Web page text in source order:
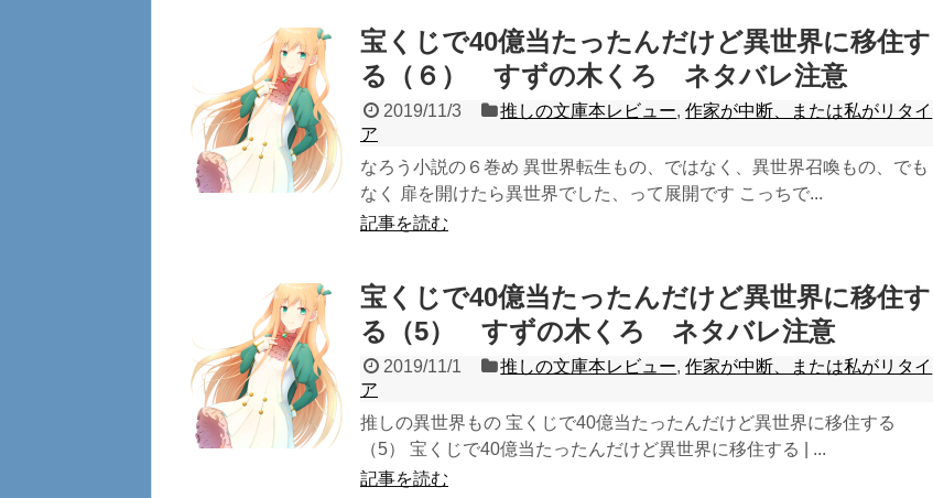
宝くじで40億当たったんだけど異世界に移住す
る（６） すずの木くろ ネタバレ注意
2019/11/3 推しの文庫本レビュー,作家が中断、または私がリタイ
ア
なろう小説の６巻め 異世界転生もの、ではなく、異世界召喚もの、でも
なく 扉を開けたら異世界でした、って展開です こっちで...
記事を読む
宝くじで40億当たったんだけど異世界に移住す
る（5） すずの木くろ ネタバレ注意
2019/11/1 推しの文庫本レビュー,作家が中断、または私がリタイ
ア
推しの異世界もの 宝くじで40億当たったんだけど異世界に移住する
（5） 宝くじで40億当たったんだけど異世界に移住する | ...
記事を読む